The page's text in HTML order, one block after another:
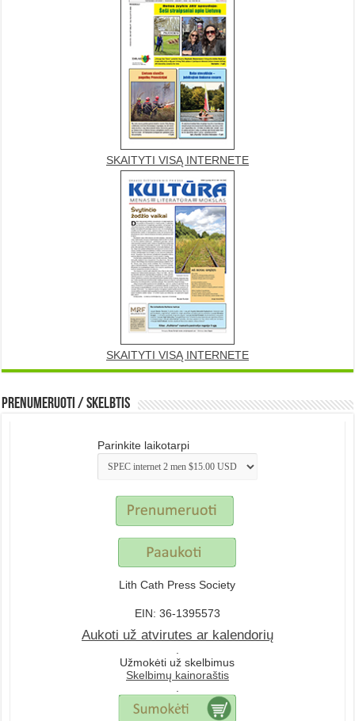
SKAITYTI VISĄ INTERNETE
SKAITYTI VISĄ INTERNETE
Prenumeruoti / Skelbtis
Parinkite laikotarpi
Lith Cath Press Society
EIN: 36-1395573
Aukoti už atvirutes ar kalendorių
.
Užmokėti už skelbimus
Skelbimų kainoraštis
.